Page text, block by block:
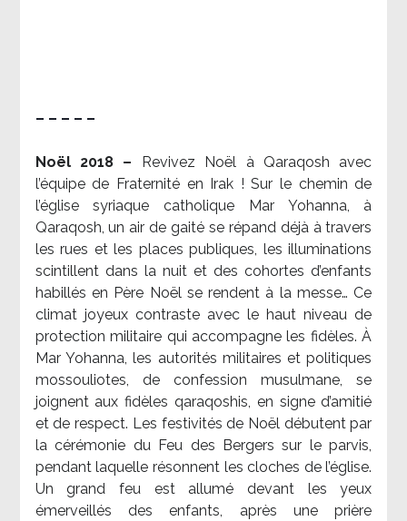
– – – – –
Noël 2018 –
Revivez Noël à Qaraqosh avec
l’équipe de Fraternité en Irak ! Sur le chemin de
l’église syriaque catholique Mar Yohanna, à
Qaraqosh, un air de gaité se répand déjà à travers
les rues et les places publiques, les illuminations
scintillent dans la nuit et des cohortes d’enfants
habillés en Père Noël se rendent à la messe… Ce
climat joyeux contraste avec le haut niveau de
protection militaire qui accompagne les fidèles. À
Mar Yohanna, les autorités militaires et politiques
mossouliotes, de confession musulmane, se
joignent aux fidèles qaraqoshis, en signe d’amitié
et de respect. Les festivités de Noël débutent par
la cérémonie du Feu des Bergers sur le parvis,
pendant laquelle résonnent les cloches de l’église.
Un grand feu est allumé devant les yeux
émerveillés des enfants, après une prière